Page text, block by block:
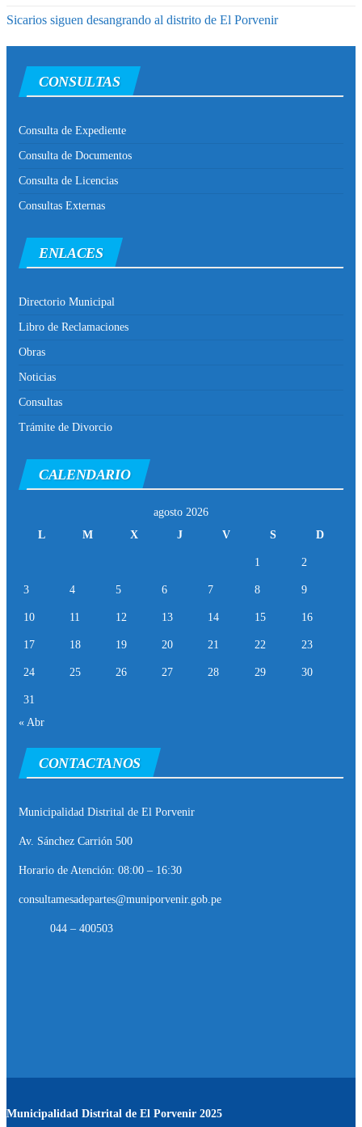
Sicarios siguen desangrando al distrito de El Porvenir
CONSULTAS
Consulta de Expediente
Consulta de Documentos
Consulta de Licencias
Consultas Externas
ENLACES
Directorio Municipal
Libro de Reclamaciones
Obras
Noticias
Consultas
Trámite de Divorcio
CALENDARIO
agosto 2026
L
M X J V S D
1 2
3 4 5 6 7 8 9
10 11 12 13 14 15 16
17 18 19 20 21 22 23
24 25 26 27 28 29 30
31
« Abr
CONTACTANOS
Municipalidad Distrital de El Porvenir
Av. Sánchez Carrión 500
Horario de Atención: 08:00 – 16:30
consultamesadepartes@muniporvenir.gob.pe
044 – 400503
Municipalidad Distrital de El Porvenir 2025